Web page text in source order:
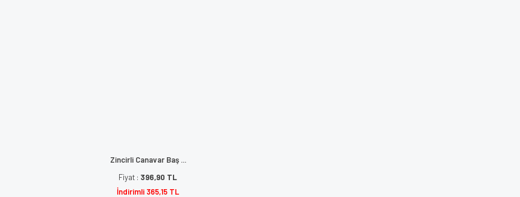
Zincirli Canavar Baş ...
Fiyat : 396,90 TL
İndirimli 365,15 TL